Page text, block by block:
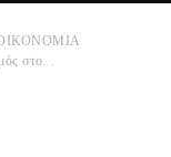
στο...